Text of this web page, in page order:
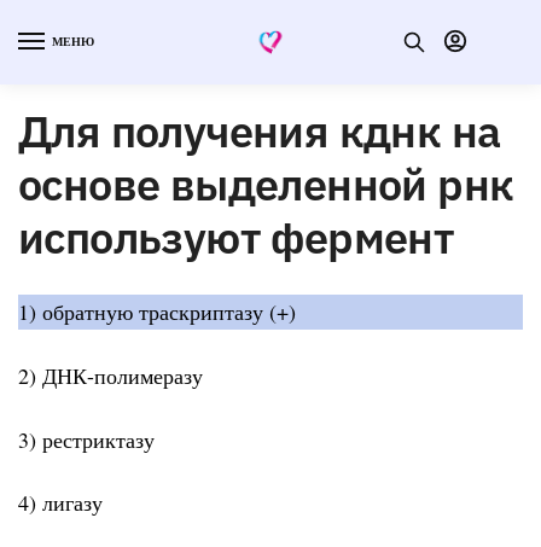
МЕНЮ
Для получения кднк на
основе выделенной рнк
используют фермент
1) обратную траскриптазу (+)
2) ДНК-полимеразу
3) рестриктазу
4) лигазу